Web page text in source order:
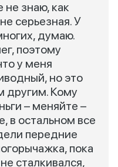
не знаю, как
серьезная. У
думаю.
поэтому
у меня
но это
другим. Кому
– меняйте –
в остальном все
передние
пока
сталкивался,